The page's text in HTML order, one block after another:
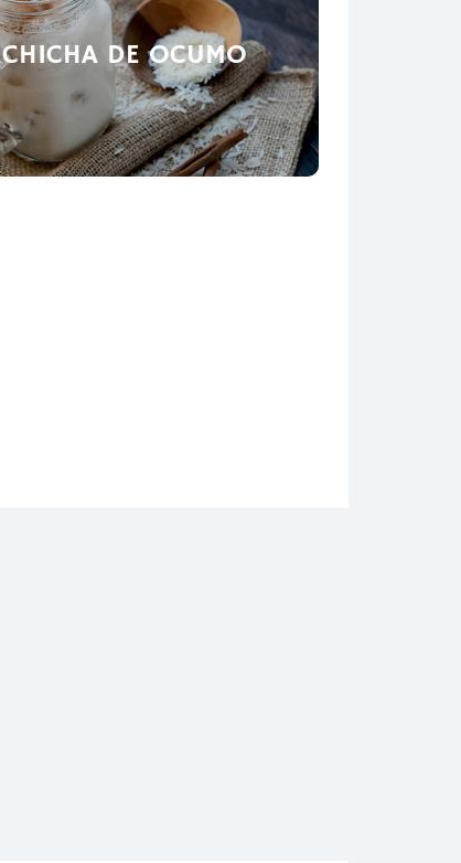
CHICHA DE OCUMO